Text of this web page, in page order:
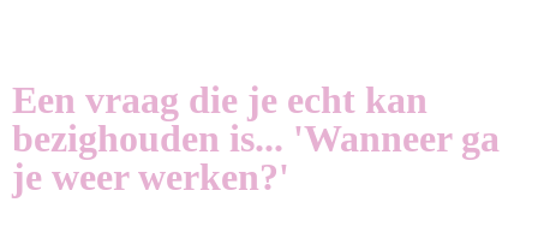
Een vraag die je echt kan
bezighouden is... 'Wanneer ga
je weer werken?'